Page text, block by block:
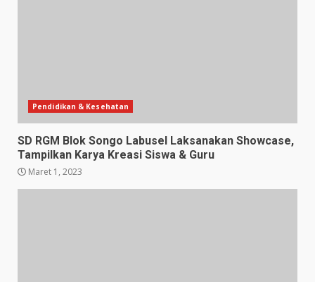
Pendidikan & Kesehatan
SD RGM Blok Songo Labusel Laksanakan Showcase,
Tampilkan Karya Kreasi Siswa & Guru
Maret 1, 2023